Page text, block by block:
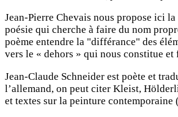
Jean-Pierre Chevais nous propose ici
poésie qui cherche à faire du nom
poème entendre la "différance" des
vers le « dehors » qui nous constitue
Jean-Claude Schneider est poète et
l’allemand, on peut citer Kleist,
et textes sur la peinture contemporaine